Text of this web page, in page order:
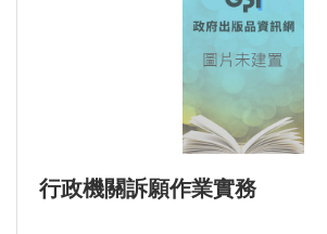
行政機關訴願作業實務